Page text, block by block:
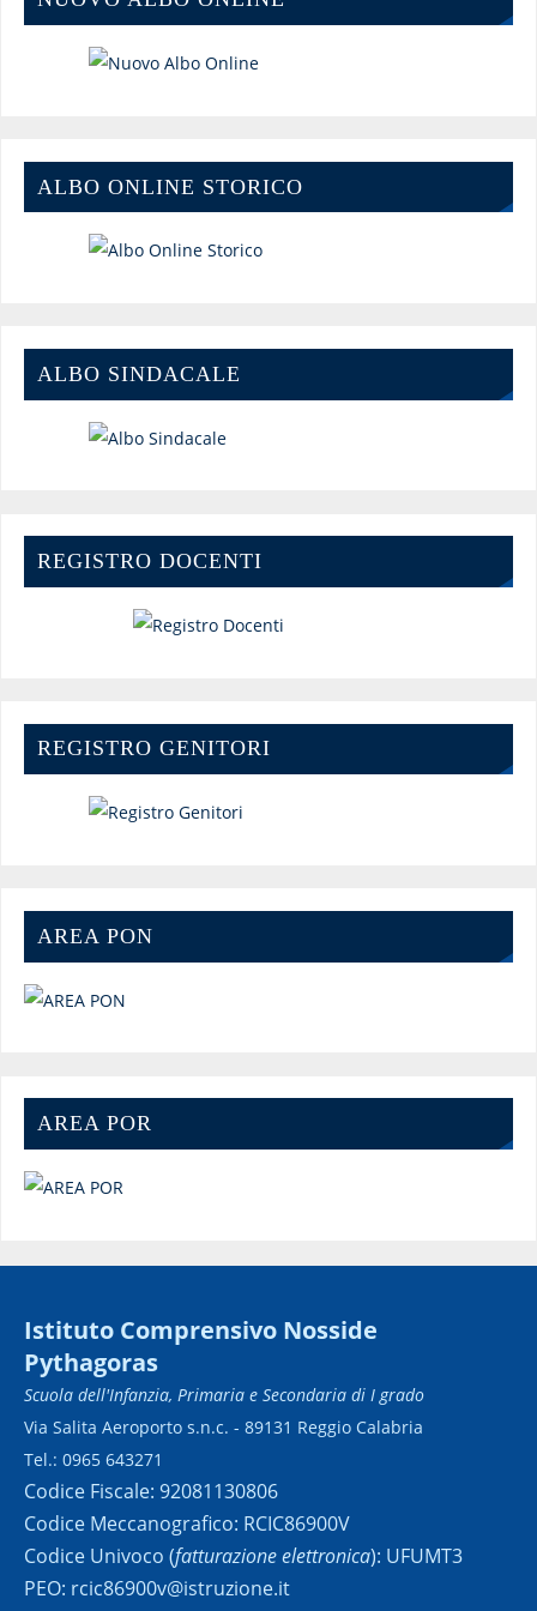
ALBO ONLINE STORICO
ALBO SINDACALE
REGISTRO DOCENTI
REGISTRO GENITORI
AREA PON
AREA POR
Istituto Comprensivo Nosside
Pythagoras
Scuola dell'Infanzia, Primaria e Secondaria di I grado
Via Salita Aeroporto s.n.c. - 89131 Reggio Calabria
Tel.: 0965 643271
Codice Fiscale: 92081130806
Codice Meccanografico: RCIC86900V
Codice Univoco (fatturazione elettronica): UFUMT3
PEO: rcic86900v@istruzione.it